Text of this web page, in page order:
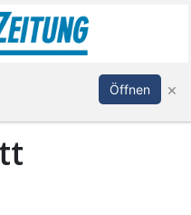
Anmelden
Öffnen ×